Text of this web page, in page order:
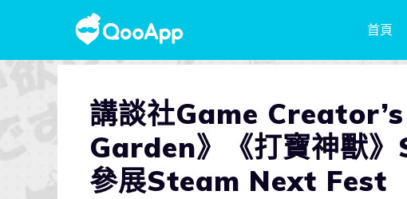
首頁
講談社Game
Garden》《打寶神獸
參展Steam Next Fest